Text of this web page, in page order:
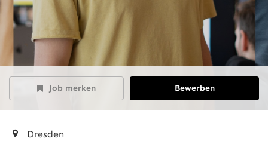
Job merken Bewerben
Dresden